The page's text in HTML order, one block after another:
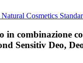
Cosmetics
in combinazione
Sensitiv Deo,